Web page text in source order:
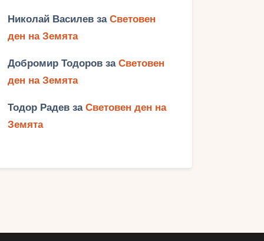
Николай Василев заСветовен
ден на Земята
Добромир Тодоров заСветовен
ден на Земята
Тодор Радев заСветовен ден на
Земята